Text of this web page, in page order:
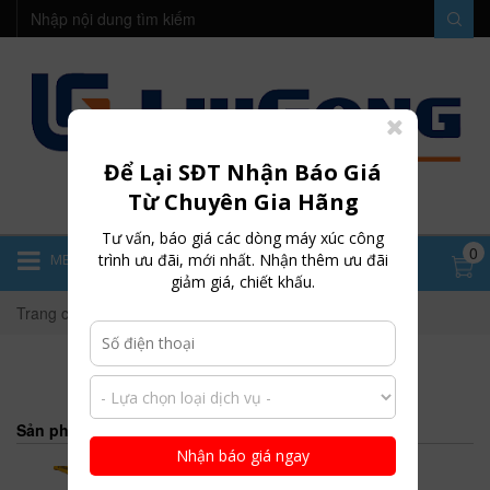
MENU 0
Trang chủ
Sản phẩm bán chạy
0989 644 135
0.9M3
XINYUAN C95W - GẦU 0.5M3
0989 644 135
0989 644 135
LU RUNG 2 CẦU CLG6611E ( BẢN
CAO CẤP )
0989 644 135
Để Lại SĐT Nhận Báo Giá
Từ Chuyên Gia Hãng
Tư vấn, báo giá các dòng máy xúc công
trình ưu đãi, mới nhất. Nhận thêm ưu đãi
giảm giá, chiết khấu.
Nhận báo giá ngay